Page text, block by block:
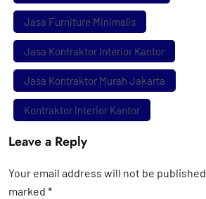
Jasa Furniture Minimalis
Jasa Kontraktor Interior Kantor
Jasa Kontraktor Murah Jakarta
Kontraktor Interior Kantor
Leave a Reply
Your email address will not be published.
marked *